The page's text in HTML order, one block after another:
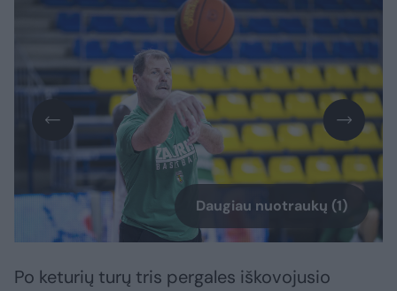
Daugiau nuotraukų (1)
Po keturių turų tris pergales iškovojusio